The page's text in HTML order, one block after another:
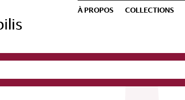
À PROPOS COLLECTIONS